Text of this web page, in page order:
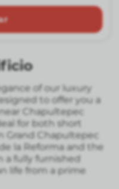
of our luxury
to offer you a
Chapultepec
for both short
Grand Chapultepec
la Reforma and the
a fully furnished
life from a prime